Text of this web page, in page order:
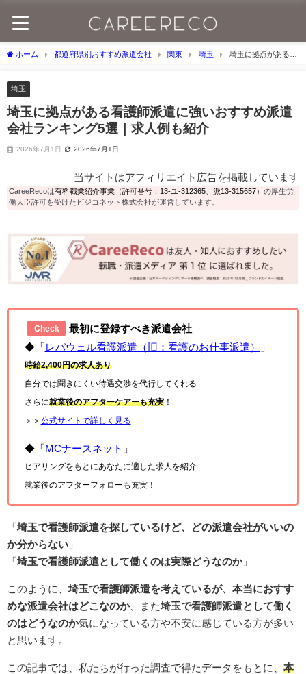
ホーム 都道府県別おすすめ派遣会社 関東 埼玉
埼玉に拠点がある看
埼玉
埼玉に拠点がある看護師派遣に強いおすすめ派遣
会社ランキング5選｜求人例も紹介
2026年7月1日 2026年7月1日
当サイトはアフィリエイト広告を掲載しています
CareeRecoは有料職業紹介事業 （許可番号：13-ユ-312365、 派13-315657）の厚生労
働大臣許可を受けたビジコネット株式会社が運営しています。
Check
最初に登録すべき派遣会社
◆「 レバウェル看護派遣（旧：看護のお仕事派遣） 」
時給2,400円の求人あり
自分では聞きにくい待遇交渉を代行してくれる
さらに就業後のアフターケアーも充実！
＞＞ 公式サイトで詳しく見る
◆「 MCナースネット 」
ヒアリングをもとにあなたに適した求人を紹介
就業後のアフターフォローも充実！
「 埼玉で看護師派遣を探しているけど、どの派遣会社がいいの
か分からない 」
「 埼玉で看護師派遣として働くのは実際どうなのか」
このように、 埼玉で看護師派遣を考えているが、本当におすす
めな派遣会社はどこなのか、また埼玉で看護師派遣として働く
のはどうなのか気になっている方や不安に感じている方が多い
と思います。
この記事では、私たちが行った調査で得たデータをもとに、 本